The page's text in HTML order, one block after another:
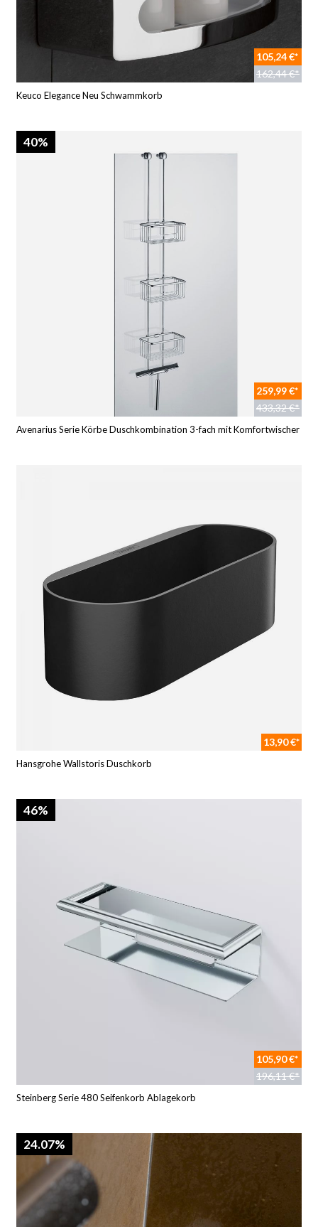
105,24 €*
162,44 €*
Keuco Elegance Neu Schwammkorb
40%
259,99 €*
433,32 €*
Avenarius Serie Körbe Duschkombination 3-fach mit Komfortwischer
13,90 €*
Hansgrohe Wallstoris Duschkorb
46%
105,90 €*
196,11 €*
Steinberg Serie 480 Seifenkorb Ablagekorb
24.07%